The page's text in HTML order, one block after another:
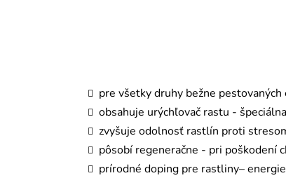
pre všetky druhy bežne pestovaných
obsahuje urýchľovač rastu -
zvyšuje odolnosť rastlín proti
pôsobí regeneračne - pri poškodení
prírodné doping pre rastliny–